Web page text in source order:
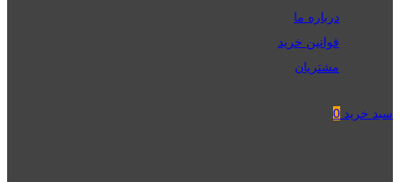
درباره ما
قوانین خرید
مشتریان
سبد خرید 0